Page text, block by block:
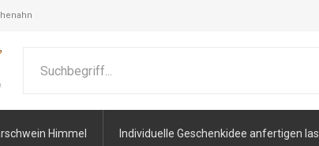
Himmel Individuelle Geschenkidee anfertigen